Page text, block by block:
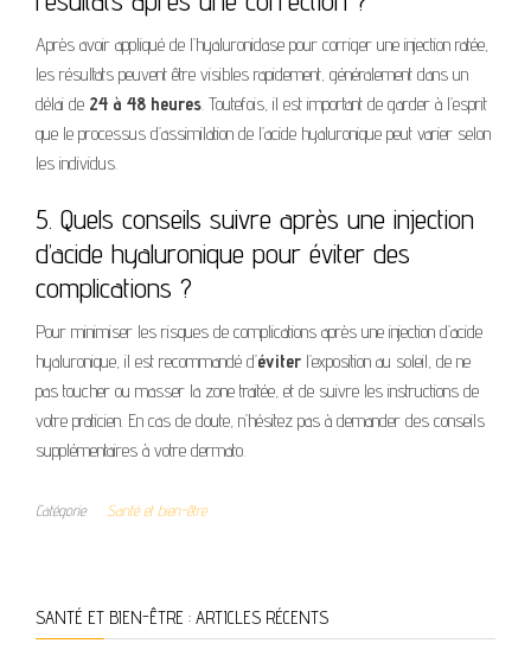
Après avoir appliqué de l’hyaluronidase pour corriger une injection ratée,
les résultats peuvent être visibles rapidement, généralement dans un
délai de 24 à 48 heures. Toutefois, il est important de garder à l’esprit
que le processus d’assimilation de l’acide hyaluronique peut varier selon
les individus.
5. Quels conseils suivre après une injection
d’acide hyaluronique pour éviter des
complications ?
Pour minimiser les risques de complications après une injection d’acide
hyaluronique, il est recommandé d’éviter l’exposition au soleil, de ne
pas toucher ou masser la zone traitée, et de suivre les instructions de
votre praticien. En cas de doute, n’hésitez pas à demander des conseils
supplémentaires à votre dermato.
Catégorie Santé et bien-être
SANTÉ ET BIEN-ÊTRE : ARTICLES RÉCENTS